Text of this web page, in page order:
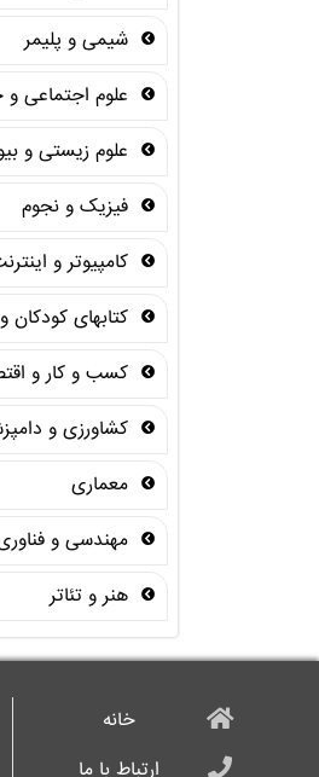
شیمی و پلیمر
علوم اجتماعی
علوم زیستی و
فیزیک و نجوم
کامپیوتر و
کتابهای کودکان
کسب و کار و
کشاورزی و
معماری
مهندسی و
هنر و تئاتر
خانه
ارتباط با ما